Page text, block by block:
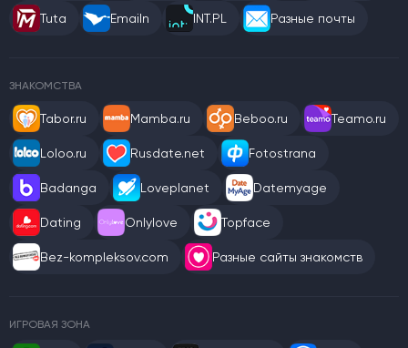
Tuta Emailn INT.PL Разные почты
ЗНАКОМСТВА
Tabor.ru Mamba.ru Beboo.ru Teamo.ru
Loloo.ru Rusdate.net Fotostrana
Badanga Loveplanet Datemyage
Dating Onlylove Topface
Bez-kompleksov.com Разные сайты знакомств
ИГРОВАЯ ЗОНА